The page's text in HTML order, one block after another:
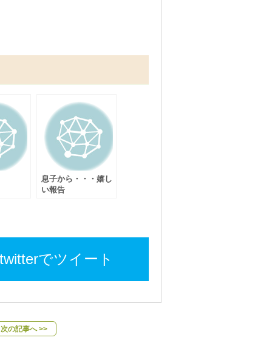
息子から・・・嬉し
い報告
twitterでツイート
次の記事へ >>